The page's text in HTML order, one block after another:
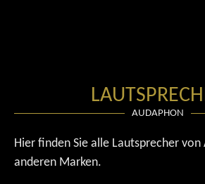
AUDAPHON
Hier finden Sie alle Lautsprecher von
anderen Marken.